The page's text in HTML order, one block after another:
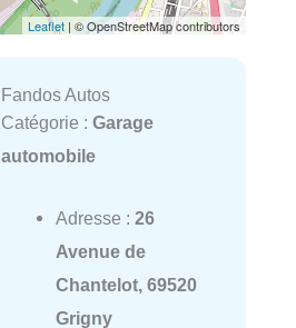
Leaflet | © OpenStreetMap contributors
Fandos Autos
Catégorie : Garage
automobile
Adresse : 26
Avenue de
Chantelot, 69520
Grigny